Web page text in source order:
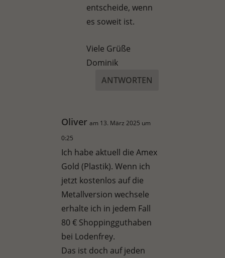
entscheide, wenn
es soweit ist.
Viele Grüße
Dominik
ANTWORTEN
Oliver am 13. März 2025 um
0:25
Ich habe aktuell die Amex
Gold (Plastik). Wenn ich
jetzt kostenlos auf die
Metallversion wechsele
erhalte ich in jedem Fall
80 € Shoppingguthaben
bei Lodenfrey.
Das ist doch auf jeden